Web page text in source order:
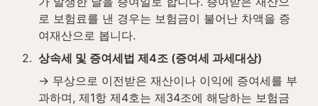
로 보험료를 낸 경우는 보험금이 불어난 차액을 증
여재산으로 봅니다.
2. 상속세 및 증여세법 제4조 (증여세 과세대상)
→ 무상으로 이전받은 재산이나 이익에 증여세를 부
과하며, 제1항 제4호는 제34조에 해당하는 보험금